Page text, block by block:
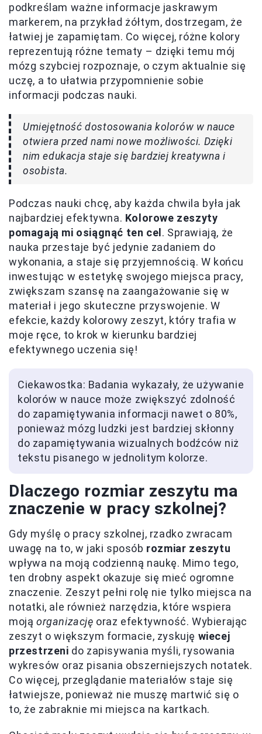
podkreślam ważne informacje jaskrawym
markerem, na przykład żółtym, dostrzegam, że
łatwiej je zapamiętam. Co więcej, różne kolory
reprezentują różne tematy – dzięki temu mój
mózg szybciej rozpoznaje, o czym aktualnie się
uczę, a to ułatwia przypomnienie sobie
informacji podczas nauki.
Umiejętność dostosowania kolorów w nauce
otwiera przed nami nowe możliwości. Dzięki
nim edukacja staje się bardziej kreatywna i
osobista.
Podczas nauki chcę, aby każda chwila była jak
najbardziej efektywna. Kolorowe zeszyty
pomagają mi osiągnąć ten cel . Sprawiają, że
nauka przestaje być jedynie zadaniem do
wykonania, a staje się przyjemnością. W końcu
inwestując w estetykę swojego miejsca pracy,
zwiększam szansę na zaangażowanie się w
materiał i jego skuteczne przyswojenie. W
efekcie, każdy kolorowy zeszyt, który trafia w
moje ręce, to krok w kierunku bardziej
efektywnego uczenia się!
Ciekawostka: Badania wykazały, że używanie
kolorów w nauce może zwiększyć zdolność
do zapamiętywania informacji nawet o 80%,
ponieważ mózg ludzki jest bardziej skłonny
do zapamiętywania wizualnych bodźców niż
tekstu pisanego w jednolitym kolorze.
Dlaczego rozmiar zeszytu ma
znaczenie w pracy szkolnej?
Gdy myślę o pracy szkolnej, rzadko zwracam
uwagę na to, w jaki sposób rozmiar zeszytu
wpływa na moją codzienną naukę. Mimo tego,
ten drobny aspekt okazuje się mieć ogromne
znaczenie. Zeszyt pełni rolę nie tylko miejsca na
notatki, ale również narzędzia, które wspiera
moją organizację oraz efektywność. Wybierając
zeszyt o większym formacie, zyskuję wiecej
przestrzeni do zapisywania myśli, rysowania
wykresów oraz pisania obszerniejszych notatek.
Co więcej, przeglądanie materiałów staje się
łatwiejsze, ponieważ nie muszę martwić się o
to, że zabraknie mi miejsca na kartkach.